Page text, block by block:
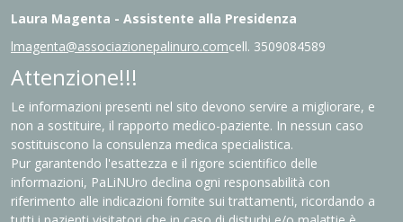
Laura Magenta - Assistente alla Presidenza
lmagenta@associazionepalinuro.comcell. 3509084589
Attenzione!!!
Le informazioni presenti nel sito devono servire a migliorare, e
non a sostituire, il rapporto medico-paziente. In nessun caso
sostituiscono la consulenza medica specialistica.
Pur garantendo l'esattezza e il rigore scientifico delle
informazioni, PaLiNUro declina ogni responsabilità con
riferimento alle indicazioni fornite sui trattamenti, ricordando a